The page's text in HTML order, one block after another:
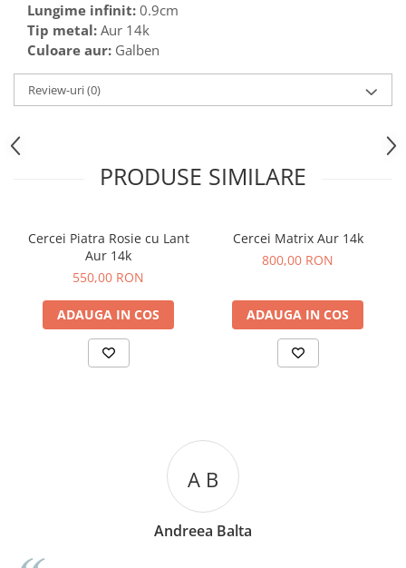
Lungime infinit: 0.9cm
Tip metal: Aur 14k
Culoare aur: Galben
Review-uri(0)
PRODUSE SIMILARE
Cercei Piatra Rosie cu Lant
Aur 14k
550,00 RON
ADAUGA IN COS
Cercei Matrix Aur 14k
800,00 RON
ADAUGA IN COS
Andreea Balta